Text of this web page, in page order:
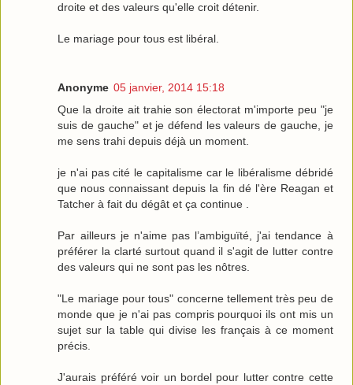
droite et des valeurs qu'elle croit détenir.
Le mariage pour tous est libéral.
Anonyme 05 janvier, 2014 15:18
Que la droite ait trahie son électorat m'importe peu "je
suis de gauche" et je défend les valeurs de gauche, je
me sens trahi depuis déjà un moment.
je n'ai pas cité le capitalisme car le libéralisme débridé
que nous connaissant depuis la fin dé l'ère Reagan et
Tatcher à fait du dégât et ça continue .
Par ailleurs je n'aime pas l’ambiguïté, j'ai tendance à
préférer la clarté surtout quand il s'agit de lutter contre
des valeurs qui ne sont pas les nôtres.
"Le mariage pour tous" concerne tellement très peu de
monde que je n'ai pas compris pourquoi ils ont mis un
sujet sur la table qui divise les français à ce moment
précis.
J'aurais préféré voir un bordel pour lutter contre cette